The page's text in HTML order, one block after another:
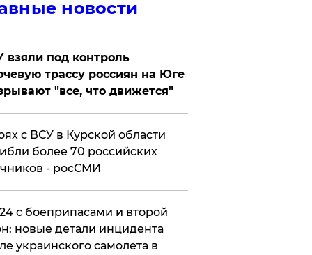
новости
взяли под контроль
трассу россиян на Юге
"все, что движется"
с ВСУ в Курской области
более 70 российских
- росСМИ
с боеприпасами и второй
новые детали инцидента
украинского самолета в